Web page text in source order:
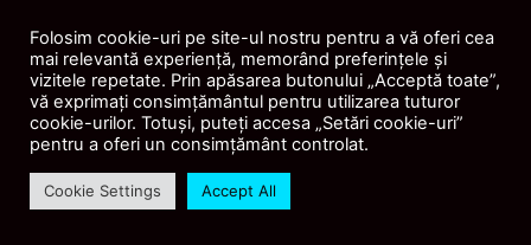
Folosim cookie-uri pe site-ul nostru pentru a vă oferi cea
mai relevantă experiență, memorând preferințele și
vizitele repetate. Prin apăsarea butonului „Acceptă toate”,
vă exprimați consimțământul pentru utilizarea tuturor
cookie-urilor. Totuși, puteți accesa „Setări cookie-uri”
pentru a oferi un consimțământ controlat.
Cookie Settings Accept All